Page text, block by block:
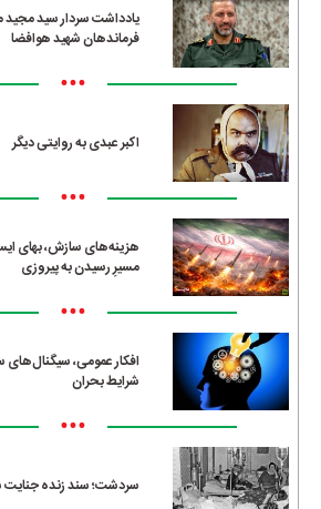
یادداشت سردار سید
فرماندهان شهید هوافضا
•••
اکبر عبدی به روایتی دیگر
•••
هزینه‌های سازش، بهای
مسیرِ رسیدن به پیروزی
•••
افکار عمومی،
شرایط بحران
•••
سردشت؛ سند زنده جنایت